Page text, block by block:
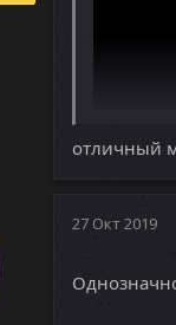
отличный
27 Окт 2019